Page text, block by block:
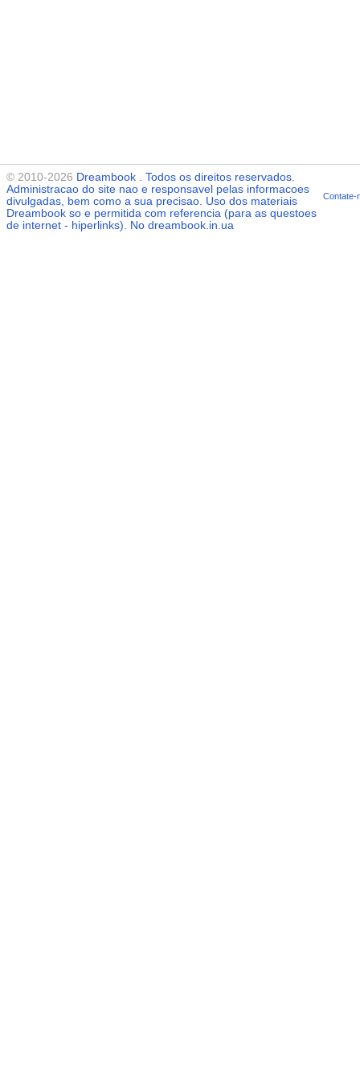
© 2010-2026 Dreambook . Todos os direitos reservados.
Administracao do site nao e responsavel pelas informacoes
divulgadas, bem como a sua precisao. Uso dos materiais
Dreambook so e permitida com referencia (para as questoes
de internet - hiperlinks). No dreambook.in.ua
Contate-